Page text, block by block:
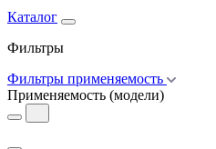
Каталог
Фильтры
Фильтры применяемость
Применяемость (модели)